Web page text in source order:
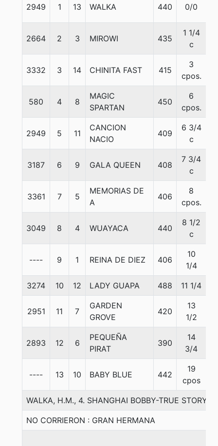
2949 1 13 WALKA 440 0/0
2664 2 3 MIROWI 435
1 1/4
c
3332 3 14 CHINITA FAST 415
3
cpos.
580 4 8
MAGIC
SPARTAN
450
6
cpos.
2949 5 11
CANCION
NACIO
409
6 3/4
c
3187 6 9 GALA QUEEN 408
7 3/4
c
3361 7 5
MEMORIAS DE
A
406
8
cpos.
3049 8 4 WUAYACA 440
8 1/2
c
---- 9 1 REINA DE DIEZ 406
10
1/4
3274 10 12 LADY GUAPA 488 11 1/4
2951 11 7
GARDEN
GROVE
420
13
1/2
2893 12 6
PEQUEÑA
PIRAT
390
14
3/4
---- 13 10 BABY BLUE 442
19
cpos
WALKA, H.M., 4. SHANGHAI BOBBY-TRUE STORY-
NO CORRIERON : GRAN HERMANA